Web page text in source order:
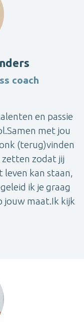
coach
en passie
met jou
(terug)vinden
zodat jij
leven kan staan,
ik je graag
jouw maat.Ik kijk